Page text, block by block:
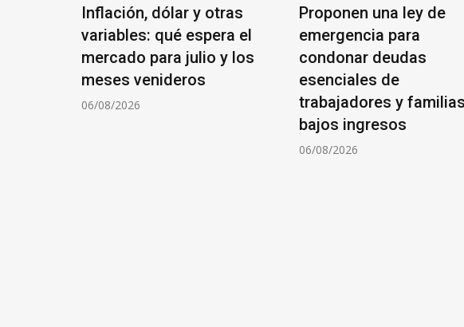
Inflación, dólar y otras
variables: qué espera el
mercado para julio y los
meses venideros
06/08/2026
Proponen una ley de
emergencia para
condonar deudas
esenciales de
trabajadores y
bajos ingresos
06/08/2026